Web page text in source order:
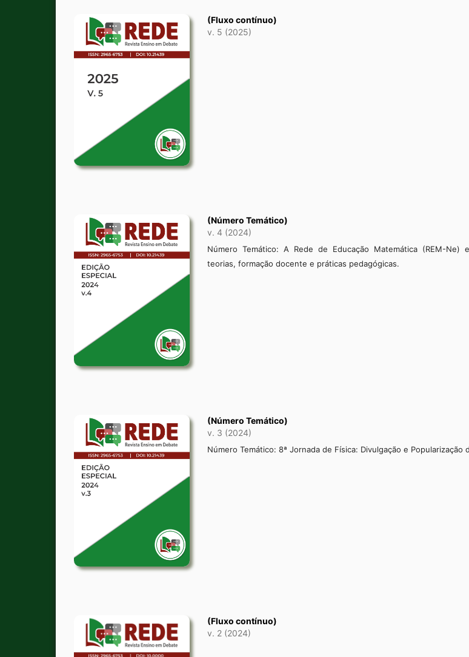
(Fluxo contínuo)
v. 5 (2025)
(Número Temático)
v. 4 (2024)
Número Temático: A Rede de Educação Matemática (REM-Ne)
teorias, formação docente e práticas pedagógicas.
(Número Temático)
v. 3 (2024)
Número Temático: 8ª Jornada de Física: Divulgação e Popularização
(Fluxo contínuo)
v. 2 (2024)